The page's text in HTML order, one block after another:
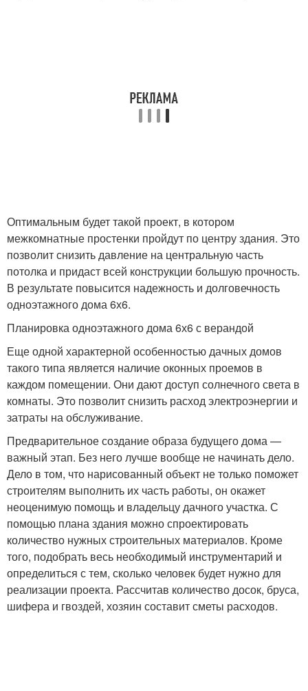
Оптимальным будет такой проект, в котором
межкомнатные простенки пройдут по центру здания. Это
позволит снизить давление на центральную часть
потолка и придаст всей конструкции большую прочность.
В результате повысится надежность и долговечность
одноэтажного дома 6х6.
Планировка одноэтажного дома 6х6 с верандой
Еще одной характерной особенностью дачных домов
такого типа является наличие оконных проемов в
каждом помещении. Они дают доступ солнечного света в
комнаты. Это позволит снизить расход электроэнергии и
затраты на обслуживание.
Предварительное создание образа будущего дома —
важный этап. Без него лучше вообще не начинать дело.
Дело в том, что нарисованный объект не только поможет
строителям выполнить их часть работы, он окажет
неоценимую помощь и владельцу дачного участка. С
помощью плана здания можно спроектировать
количество нужных строительных материалов. Кроме
того, подобрать весь необходимый инструментарий и
определиться с тем, сколько человек будет нужно для
реализации проекта. Рассчитав количество досок, бруса,
шифера и гвоздей, хозяин составит сметы расходов.